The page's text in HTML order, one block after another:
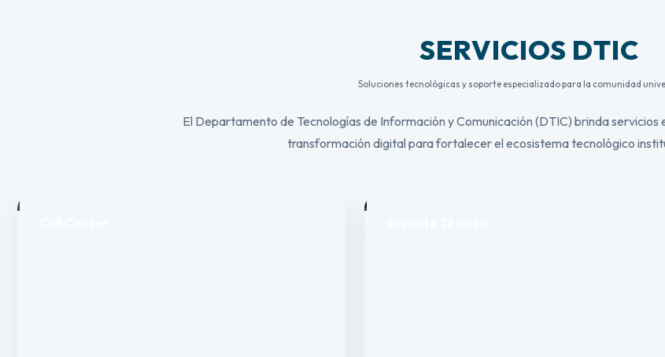
SERVICIOS DTIC
Soluciones tecnológicas y soporte especializado para la comunidad
El Departamento de Tecnologías de Información y Comunicación (DTIC) brinda
transformación digital para fortalecer el ecosistema tecnológico